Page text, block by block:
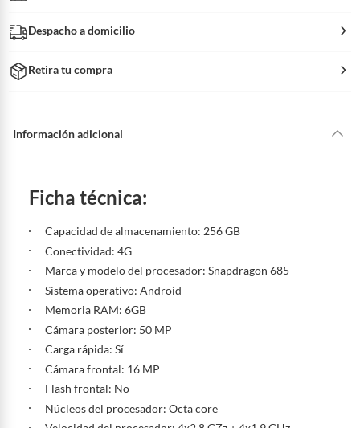
Despacho a domicilio
Retira tu compra
Información adicional
Ficha técnica:
Capacidad de almacenamiento: 256 GB
Conectividad: 4G
Marca y modelo del procesador: Snapdragon 685
Sistema operativo: Android
Memoria RAM: 6GB
Cámara posterior: 50 MP
Carga rápida: Sí
Cámara frontal: 16 MP
Flash frontal: No
Núcleos del procesador: Octa core